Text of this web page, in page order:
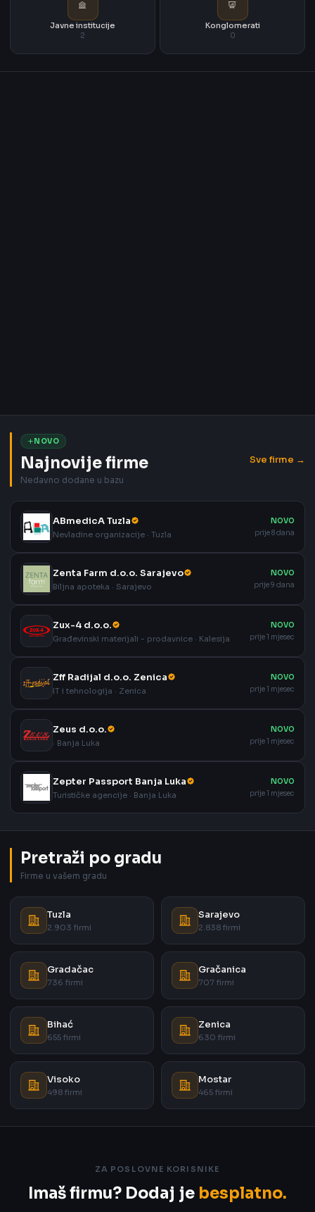
Javne institucije
2
Konglomerati
0
NOVO
Najnovije firme
Nedavno dodane u bazu
Sve firme →
ABmedicA Tuzla
Nevladine organizacije · Tuzla
NOVO
prije 8 dana
Zenta Farm d.o.o. Sarajevo
Biljna apoteka · Sarajevo
NOVO
prije 9 dana
Zux-4 d.o.o.
Građevinski materijali - prodavnice · Kalesija
NOVO
prije 1 mjesec
Zff Radijal d.o.o. Zenica
IT i tehnologija · Zenica
NOVO
prije 1 mjesec
Zeus d.o.o.
· Banja Luka
NOVO
prije 1 mjesec
Zepter Passport Banja Luka
Turističke agencije · Banja Luka
NOVO
prije 1 mjesec
Pretraži po gradu
Firme u vašem gradu
Tuzla
2.903 firmi
Sarajevo
2.838 firmi
Gradačac
736 firmi
Gračanica
707 firmi
Bihać
655 firmi
Zenica
630 firmi
Visoko
498 firmi
Mostar
465 firmi
ZA POSLOVNE KORISNIKE
Imaš firmu? Dodaj je besplatno.